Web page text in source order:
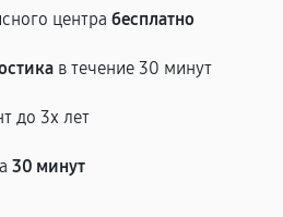
центра бесплатно
в течение 30 минут
до 3х лет
30 минут